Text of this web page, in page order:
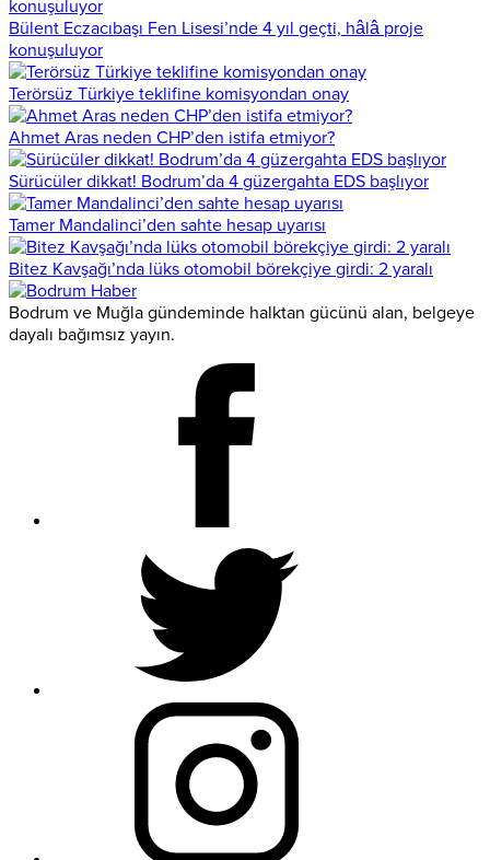
Bülent Eczacıbaşı Fen Lisesi’nde 4 yıl geçti, hâlâ proje
konuşuluyor
Terörsüz Türkiye teklifine komisyondan onay
Ahmet Aras neden CHP’den istifa etmiyor?
Sürücüler dikkat! Bodrum’da 4 güzergahta EDS başlıyor
Tamer Mandalinci’den sahte hesap uyarısı
Bitez Kavşağı’nda lüks otomobil börekçiye girdi: 2 yaralı
Bodrum ve Muğla gündeminde halktan gücünü alan, belgeye
dayalı bağımsız yayın.